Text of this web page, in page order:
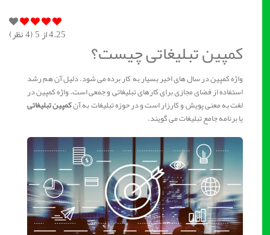
4.25از 5 ( 4نظر)
کمپین تبلیغاتی چیست؟
واژه کمپین در سال های اخیر بسیار به کار برده می شود. دلیل آن هم رشد
استفاده از فضای مجازی برای کارهای تبلیغاتی و جمعی است. واژه کمپین در
لغت به معنی پویش و کارزار است و در حوزه تبلیغات به آنکمپین تبلیغاتی
یا برنامه جامع تبلیغات می گویند.